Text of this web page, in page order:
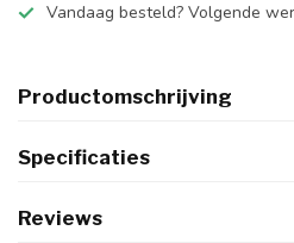
Vandaag besteld? Volgende
Productomschrijving
Specificaties
Reviews